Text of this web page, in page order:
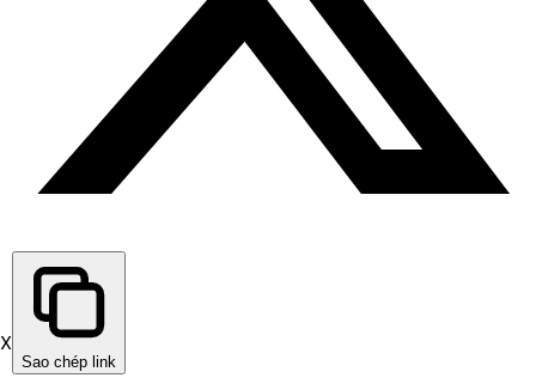
X
Sao chép link